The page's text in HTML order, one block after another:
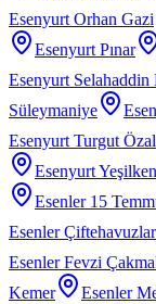
Esenyurt Orhan Gazi
Esenyurt Pınar
Esenyurt
Süleymaniye
Esenyurt Turgut Özal
Esenyurt
Esenler 15
Esenler Çiftehavuzlar
Esenler Fevzi
Kemer
Esenler